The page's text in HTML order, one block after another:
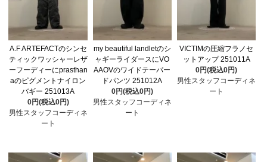
A.F ARTEFACTのシンセ
ティックワッシャーレザ
ーフーディーにprasthan
aのピグメントナイロン
バギー 251013A
0円(税込0円)
男性スタッフコーディネ
ート
my beautiful landletのシ
ャギーライダースにVO
AAOVのワイドテーパー
ドパンツ 251012A
0円(税込0円)
男性スタッフコーディネ
ート
VICTIMの圧縮フラノセ
ットアップ 251011A
0円(税込0円)
男性スタッフコーディネ
ート